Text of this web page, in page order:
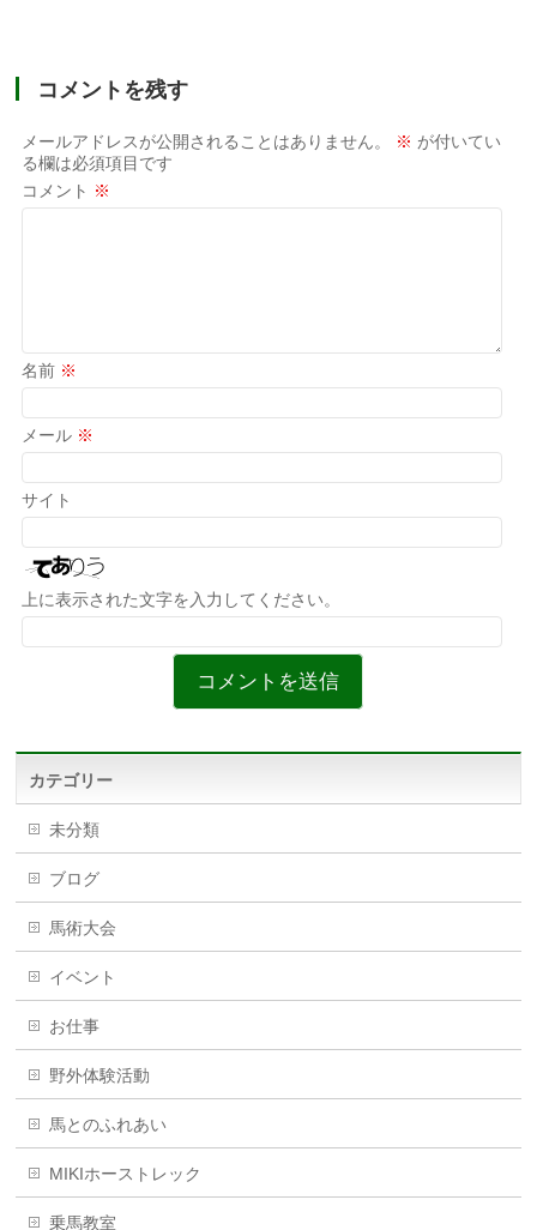
コメントを残す
メールアドレスが公開されることはありません。 ※ が付いてい
る欄は必須項目です
コメント ※
名前 ※
メール ※
サイト
上に表示された文字を入力してください。
カテゴリー
未分類
ブログ
馬術大会
イベント
お仕事
野外体験活動
馬とのふれあい
MIKIホーストレック
乗馬教室